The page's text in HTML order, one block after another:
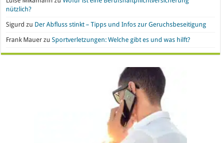
nützlich?
Sigurd zu Der Abfluss stinkt – Tipps und Infos zur Geruchsbeseitigung
Frank Mauer zuSportverletzungen: Welche gibt es und was hilft?